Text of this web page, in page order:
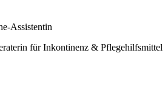
Assistentin
für Inkontinenz & Pflegehilfsmittel